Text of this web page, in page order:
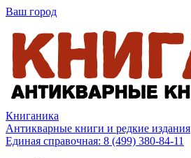
Ваш город
Книганика
Антикварные книги и редкие издания
Единая справочная: 8 (499) 380-84-11